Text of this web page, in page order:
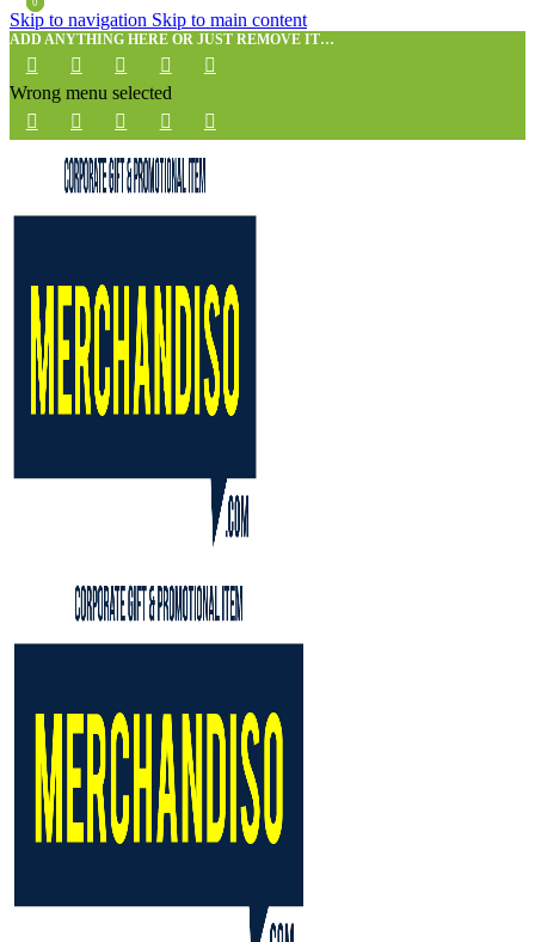
Skip to navigation Skip to main content
ADD ANYTHING HERE OR JUST REMOVE IT…
Wrong menu selected
0
0